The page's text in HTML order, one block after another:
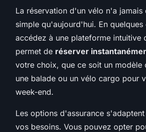
La réservation d'un vélo n'a jamais
simple qu'aujourd'hui. En
accédez à une plateforme intuitive
permet de réserver
votre choix, que ce soit un modèle
une balade ou un vélo cargo pour
week-end.
Les options d'assurance
vos besoins. Vous pouvez opter